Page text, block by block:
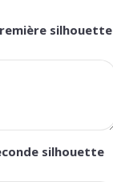
silhouette
silhouette